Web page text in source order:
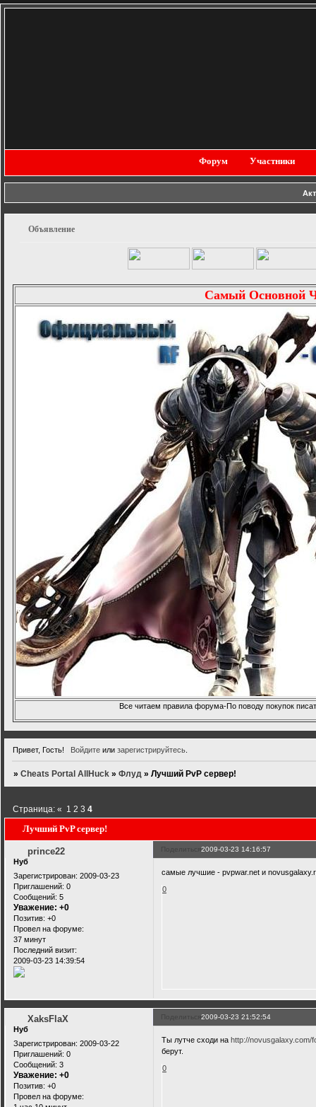
Форум Участники
Объявление
Самый Основной
Все читаем правила форума-По поводу покупок
Привет, Гость! Войдитеили зарегистрируйтесь.
»Cheats Portal AllHuck »Флуд »Лучший PvP сервер!
Лучший PvP сервер!
Страница:« 1 2 3 4
Поделиться2009-03-23 14:16:57
prince22
Нуб
Зарегистрирован: 2009-03-23
Приглашений: 0
Сообщений: 5
Уважение: +0
Позитив: +0
Провел на форуме:
37 минут
Последний визит:
2009-03-23 14:39:54
самые лучшие - pvpwar.net и
0
Поделиться2009-03-23 21:52:54
XaksFlaX
Нуб
Зарегистрирован: 2009-03-22
Приглашений: 0
Сообщений: 3
Уважение: +0
Позитив: +0
Провел на форуме:
Ты лутче сходи наhttp://novusgalaxy.com/
берут.
0